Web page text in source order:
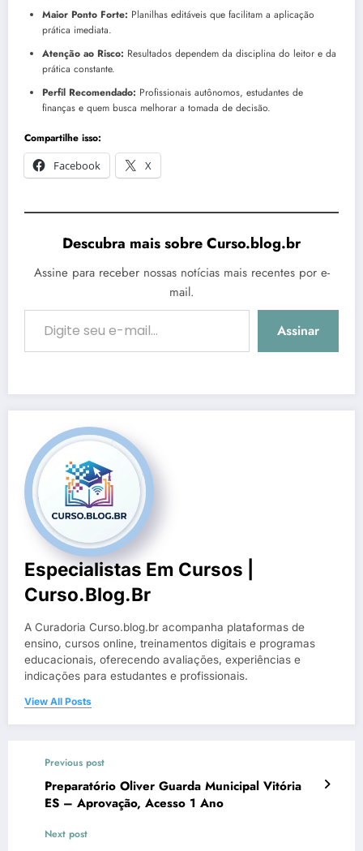
Maior Ponto Forte: Planilhas editáveis que facilitam a aplicação
prática imediata.
Atenção ao Risco: Resultados dependem da disciplina do leitor e da
prática constante.
Perfil Recomendado: Profissionais autônomos, estudantes de
finanças e quem busca melhorar a tomada de decisão.
Compartilhe isso:
Facebook
X
Descubra mais sobre Curso.blog.br
Assine para receber nossas notícias mais recentes por e-
mail.
Digite seu e-mail…
Assinar
Especialistas Em Cursos |
Curso.blog.br
A Curadoria Curso.blog.br acompanha plataformas de
ensino, cursos online, treinamentos digitais e programas
educacionais, oferecendo avaliações, experiências e
indicações para estudantes e profissionais.
View All Posts
Previous post
Preparatório Oliver Guarda Municipal Vitória
ES – Aprovação, Acesso 1 Ano
Next post